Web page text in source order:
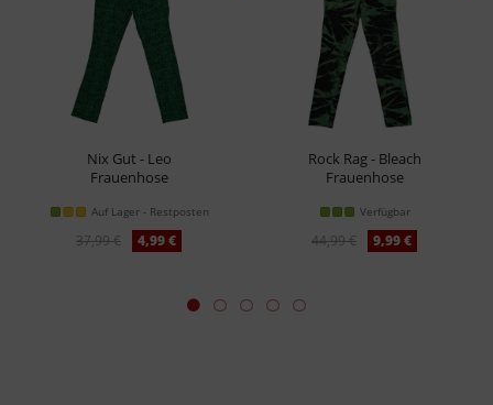
Nix Gut - Leo
Frauenhose
Auf Lager - Restposten
37,99 € 4,99 €
Rock Rag - Bleach
Frauenhose
Verfügbar
44,99 € 9,99 €